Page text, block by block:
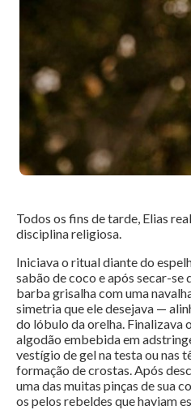
Todos os fins de tarde, Elias
disciplina religiosa.
Iniciava o ritual diante do
sabão de coco e após secar-se
barba grisalha com uma
simetria que ele desejava —
do lóbulo da orelha. Finalizava
algodão embebida em
vestígio de gel na testa ou nas
formação de crostas. Após
uma das muitas pinças de sua
os pelos rebeldes que haviam